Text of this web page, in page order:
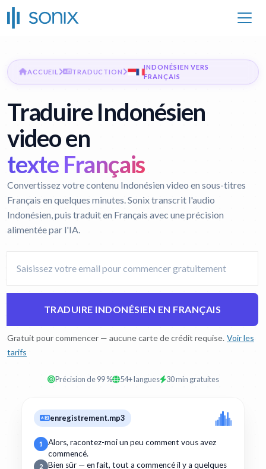
ACCUEIL TRADUCTION
INDONÉSIEN VERS
FRANÇAIS
Traduire Indonésien
video en
texte Français
Convertissez votre contenu Indonésien video en sous-titres
Français en quelques minutes. Sonix transcrit l'audio
Indonésien, puis traduit en Français avec une précision
alimentée par l'IA.
TRADUIRE INDONÉSIEN EN FRANÇAIS
Gratuit pour commencer — aucune carte de crédit requise. Voir les
tarifs
Précision de 99 % 54+ langues 30 min gratuites
enregistrement.mp3
1
Alors, racontez-moi un peu comment vous avez
commencé.
2
Bien sûr — en fait, tout a commencé il y a quelques